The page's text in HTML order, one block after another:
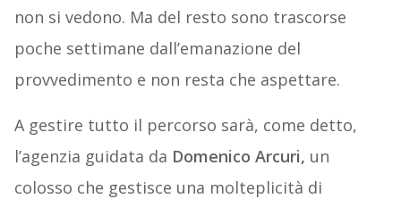
non si vedono. Ma del resto sono trascorse
poche settimane dall’emanazione del
provvedimento e non resta che aspettare.
A gestire tutto il percorso sarà, come detto,
l’agenzia guidata da Domenico Arcuri, un
colosso che gestisce una molteplicità di